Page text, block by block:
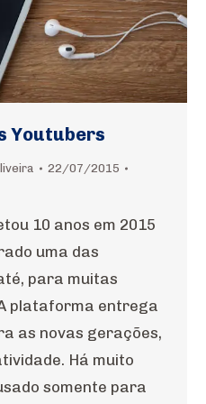
Youtubers
22/07/2015
10 anos em 2015
uma das
para muitas
plataforma entrega
as novas gerações,
Há muito
somente para